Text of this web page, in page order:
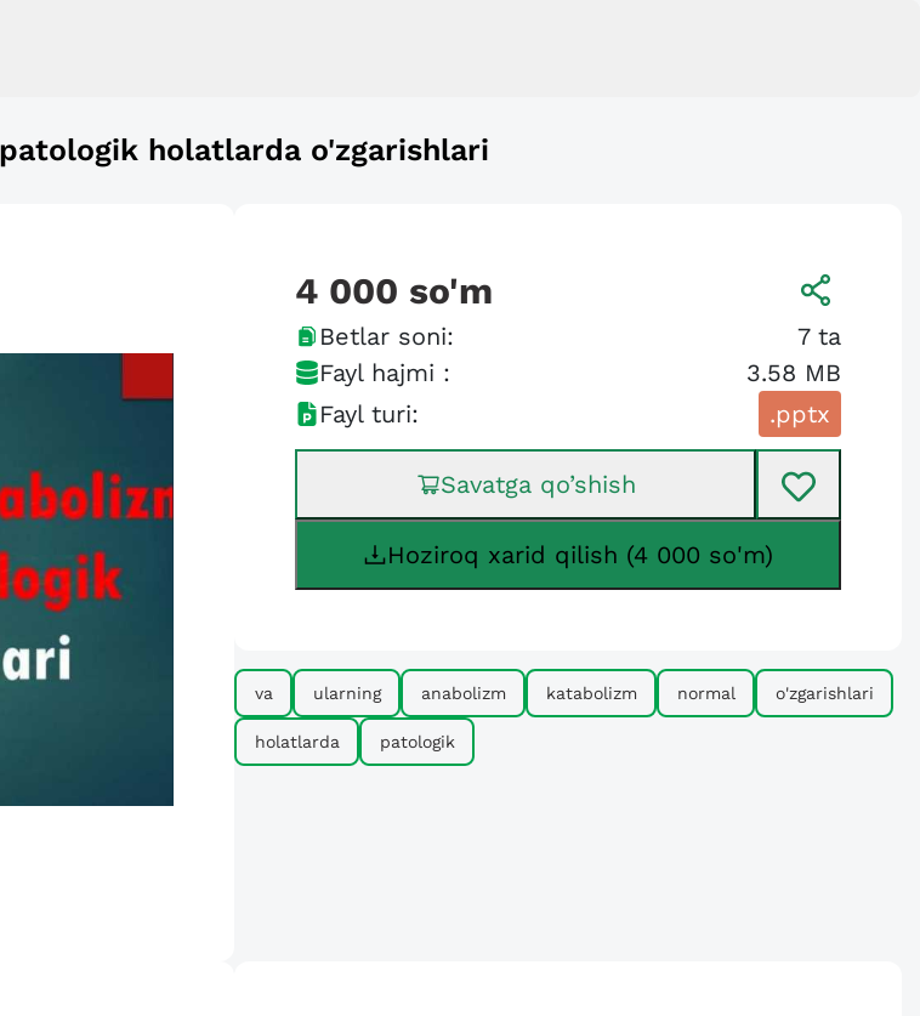
holatlarda o'zgarishlari
4 000 so'm
Betlar soni: 7ta
Fayl hajmi :
3.58 MB
Fayl turi:
.pptx
Savatga qo’shish
Hoziroq xarid qilish (4 000 so'm)
va ularning anabolizm katabolizm normal o'zgarishlari
holatlarda patologik